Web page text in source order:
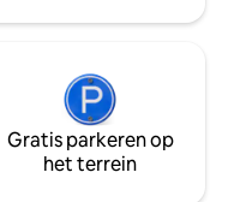
uit je verblijf te
Gratis parkeren op
het terrein